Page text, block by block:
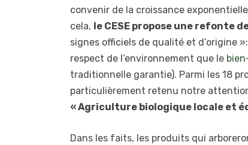
convenir de la croissance
cela, le CESE propose une refonte
signes officiels de qualité et d’origine »:
respect de l’environnement que le
traditionnelle garantie). Parmi les 18
particulièrement retenu notre
« Agriculture biologique locale et
Dans les faits, les produits qui